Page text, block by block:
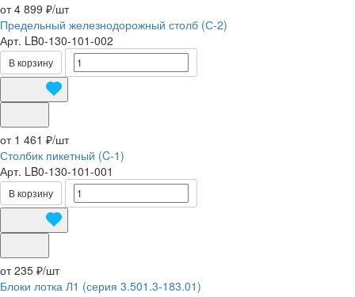
от 4 899 ₽/шт
Предельный железнодорожный столб (С-2)
Арт. LB0-130-101-002
В корзину
от 1 461 ₽/шт
Столбик пикетный (C-1)
Арт. LB0-130-101-001
В корзину
от 235 ₽/шт
Блоки лотка Л1 (серия 3.501.3-183.01)